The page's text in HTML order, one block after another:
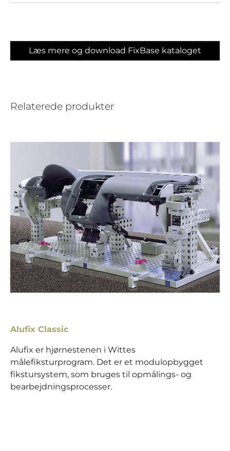
Læs mere og download FixBase kataloget
Relaterede produkter
Alufix Classic
Alufix er hjørnestenen i Wittes
målefiksturprogram. Det er et modulopbygget
fikstursystem, som bruges til opmålings- og
bearbejdningsprocesser.